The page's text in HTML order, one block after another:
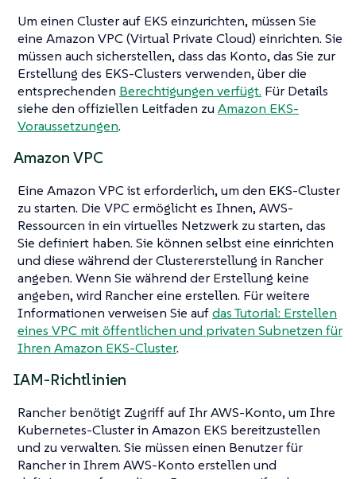
Um einen Cluster auf EKS einzurichten, müssen Sie
eine Amazon VPC (Virtual Private Cloud) einrichten. Sie
müssen auch sicherstellen, dass das Konto, das Sie zur
Erstellung des EKS-Clusters verwenden, über die
entsprechenden Berechtigungen verfügt. Für Details
siehe den offiziellen Leitfaden zu Amazon EKS-
Voraussetzungen.
Amazon VPC
Eine Amazon VPC ist erforderlich, um den EKS-Cluster
zu starten. Die VPC ermöglicht es Ihnen, AWS-
Ressourcen in ein virtuelles Netzwerk zu starten, das
Sie definiert haben. Sie können selbst eine einrichten
und diese während der Clustererstellung in Rancher
angeben. Wenn Sie während der Erstellung keine
angeben, wird Rancher eine erstellen. Für weitere
Informationen verweisen Sie aufdas Tutorial: Erstellen
eines VPC mit öffentlichen und privaten Subnetzen für
Ihren Amazon EKS-Cluster.
IAM-Richtlinien
Rancher benötigt Zugriff auf Ihr AWS-Konto, um Ihre
Kubernetes-Cluster in Amazon EKS bereitzustellen
und zu verwalten. Sie müssen einen Benutzer für
Rancher in Ihrem AWS-Konto erstellen und